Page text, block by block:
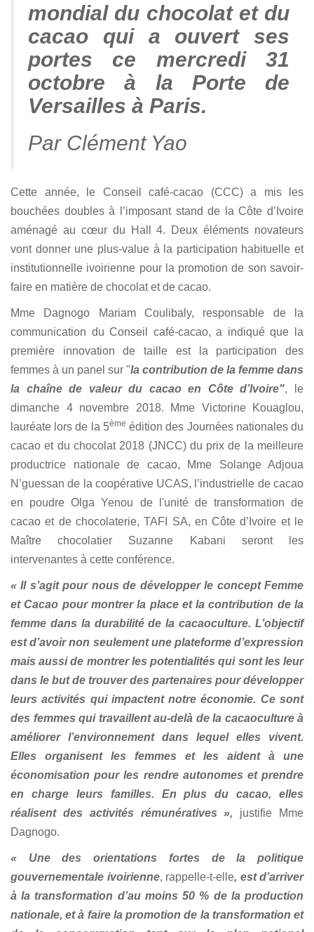
mondial du chocolat et du
cacao qui a ouvert ses
portes ce mercredi 31
octobre à la Porte de
Versailles à Paris.
Par Clément Yao
Cette année, le Conseil café-cacao (CCC) a mis les
bouchées doubles à l’imposant stand de la Côte d’Ivoire
aménagé au cœur du Hall 4. Deux éléments novateurs
vont donner une plus-value à la participation habituelle et
institutionnelle ivoirienne pour la promotion de son savoir-
faire en matière de chocolat et de cacao.
Mme Dagnogo Mariam Coulibaly, responsable de la
communication du Conseil café-cacao, a indiqué que la
première innovation de taille est la participation des
femmes à un panel sur "la contribution de la femme dans
la chaîne de valeur du cacao en Côte d’Ivoire", le
dimanche 4 novembre 2018. Mme Victorine Kouaglou,
lauréate lors de la 5ème édition des Journées nationales du
cacao et du chocolat 2018 (JNCC) du prix de la meilleure
productrice nationale de cacao, Mme Solange Adjoua
N’guessan de la coopérative UCAS, l’industrielle de cacao
en poudre Olga Yenou de l'unité de transformation de
cacao et de chocolaterie, TAFI SA, en Côte d’Ivoire et le
Maître chocolatier Suzanne Kabani seront les
intervenantes à cette conférence.
« Il s’agit pour nous de développer le concept Femme
et Cacao pour montrer la place et la contribution de la
femme dans la durabilité de la cacaoculture. L’objectif
est d’avoir non seulement une plateforme d’expression
mais aussi de montrer les potentialités qui sont les leur
dans le but de trouver des partenaires pour développer
leurs activités qui impactent notre économie. Ce sont
des femmes qui travaillent au-delà de la cacaoculture à
améliorer l’environnement dans lequel elles vivent.
Elles organisent les femmes et les aident à une
économisation pour les rendre autonomes et prendre
en charge leurs familles. En plus du cacao, elles
réalisent des activités rémunératives », justifie Mme
Dagnogo.
« Une des orientations fortes de la politique
gouvernementale ivoirienne, rappelle-t-elle, est d’arriver
à la transformation d’au moins 50 % de la production
nationale, et à faire la promotion de la transformation et